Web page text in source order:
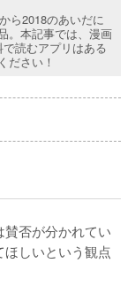
ら2018のあいだに
。本記事では、漫画
で読むアプリはある
ださい！
否が分かれてい
しいという観点